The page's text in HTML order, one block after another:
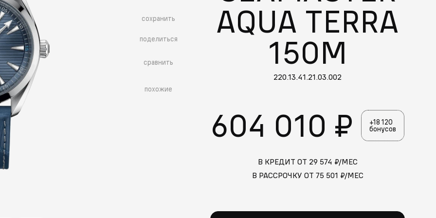
Больше похожих моделей
сохранить
поделиться
сравнить
похожие
AQUA TERRA
150M
220.13.41.21.03.002
604 010 ₽ +18 120
бонусов
В КРЕДИТ ОТ 29 574 ₽/МЕС
В РАССРОЧКУ ОТ 75 501 ₽/МЕС